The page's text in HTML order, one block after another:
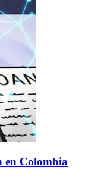
en Colombia